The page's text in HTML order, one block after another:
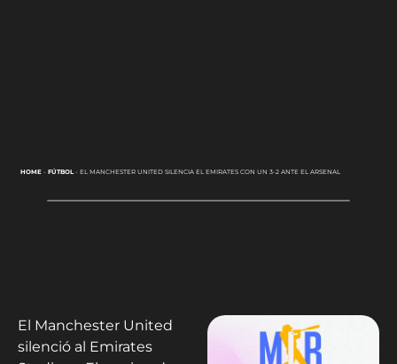
HOME- FÚTBOL- EL MANCHESTER UNITED SILENCIA EL EMIRATES CON UN 3-2 ANTE EL ARSENAL
El Manchester United
silenció al Emirates